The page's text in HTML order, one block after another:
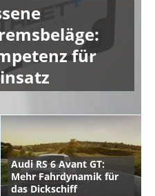
für
Audi RS 6 Avant GT:
Mehr Fahrdynamik für
das Dickschiff